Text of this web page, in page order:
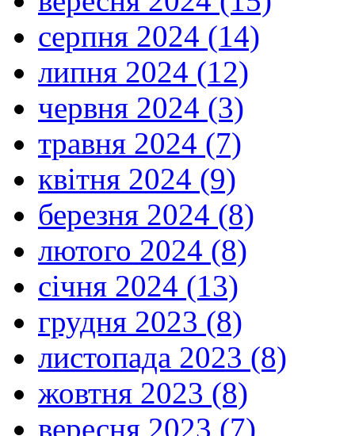
серпня 2024 (14)
липня 2024 (12)
червня 2024 (3)
травня 2024 (7)
квітня 2024 (9)
березня 2024 (8)
лютого 2024 (8)
січня 2024 (13)
грудня 2023 (8)
листопада 2023 (8)
жовтня 2023 (8)
вересня 2023 (7)